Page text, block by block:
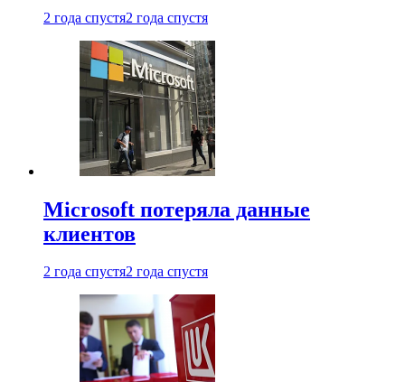
2 года спустя2 года спустя
Microsoft потеряла данные
клиентов
2 года спустя2 года спустя